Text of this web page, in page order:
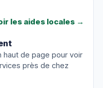
les aides locales →
haut de page pour voir
près de chez